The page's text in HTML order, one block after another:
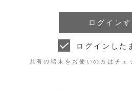
ログインした
共有の端末をお使いの方はチェ